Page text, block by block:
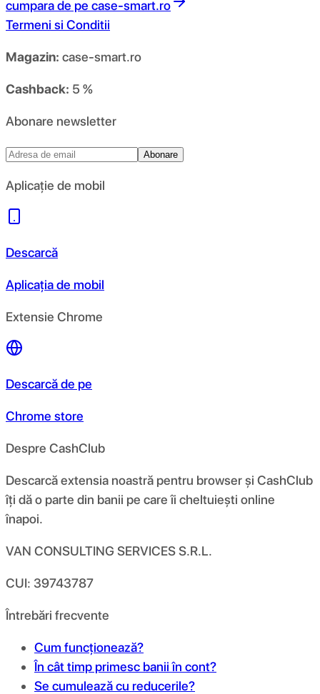
cumpara de pe case-smart.ro
Termeni si Conditii
Magazin: case-smart.ro
Cashback: 5 %
Abonare newsletter
Abonare
Aplicație de mobil
Descarcă
Aplicația de mobil
Extensie Chrome
Descarcă de pe
Chrome store
Despre CashClub
Descarcă extensia noastră pentru browser și CashClub
îți dă o parte din banii pe care îi cheltuiești online
înapoi.
VAN CONSULTING SERVICES S.R.L.
CUI: 39743787
Întrebări frecvente
Cum funcționează?
În cât timp primesc banii în cont?
Se cumulează cu reducerile?